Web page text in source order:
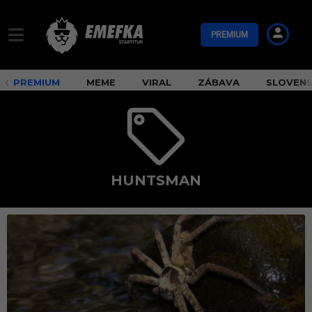
PREMIUM
PREMIUM MEME VIRAL ZÁBAVA
HUNTSMAN
n
t